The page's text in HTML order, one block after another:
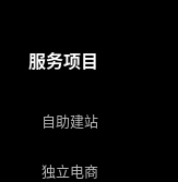
服务项目
自助建站
独立电商